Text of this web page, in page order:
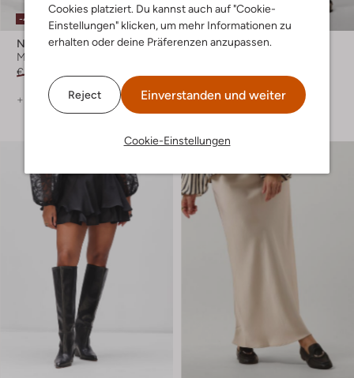
Cookies platziert. Du kannst auch auf "Cookie-
Einstellungen" klicken, um mehr Informationen zu
erhalten oder deine Präferenzen anzupassen.
Reject Einverstanden und weiter
Cookie-Einstellungen
-40%
Neo Noir
Midirock
€ 69,99
+ mehr farben
-50%
Neo Noir
+ mehr farben